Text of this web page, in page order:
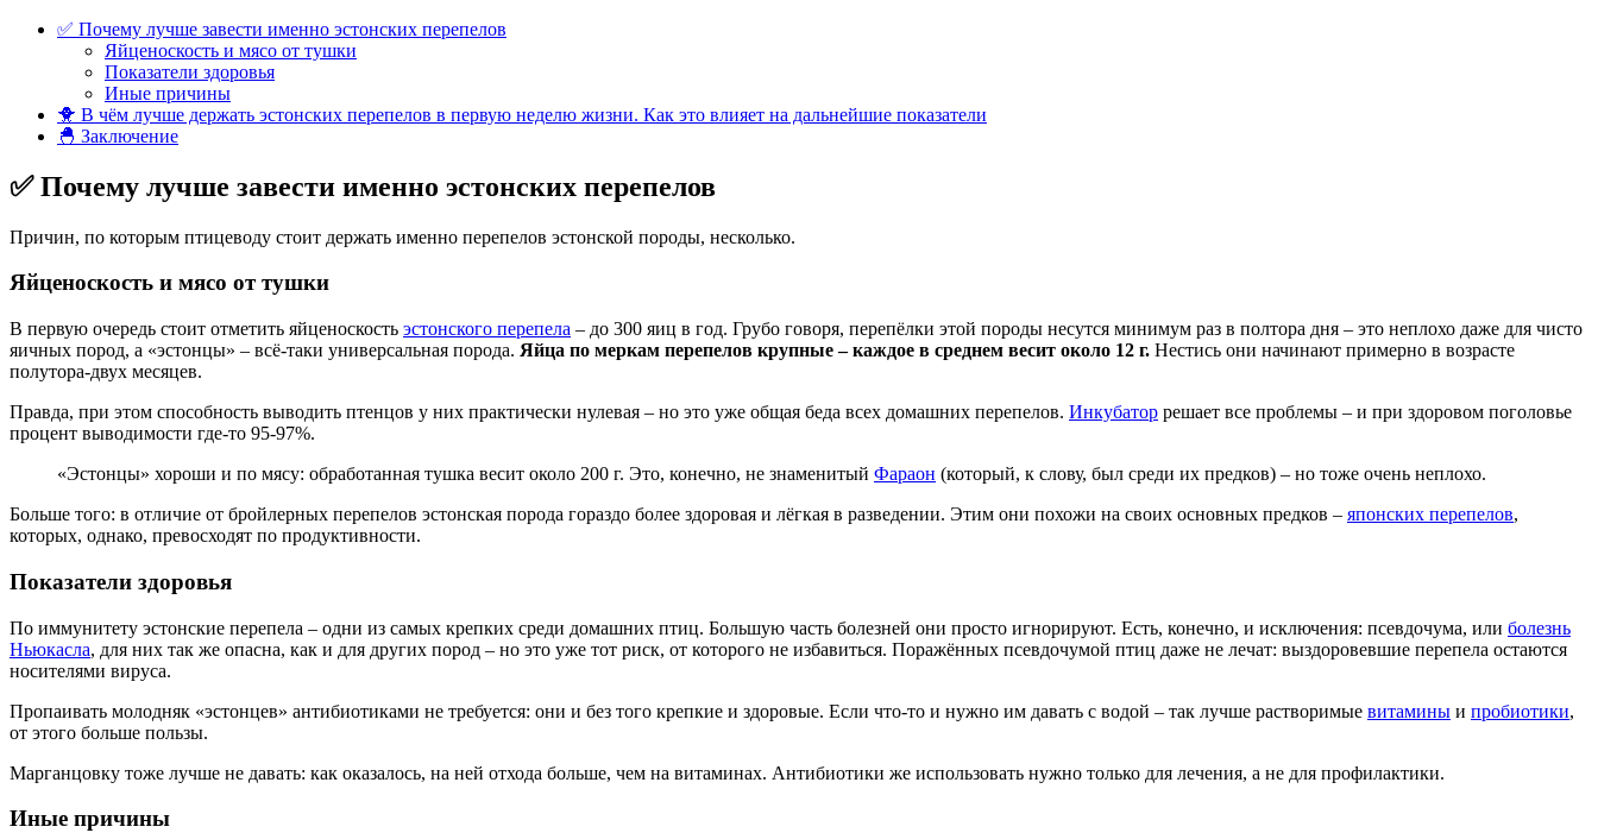
✅ Почему лучше завести именно эстонских перепелов
Яйценоскость и мясо от тушки
Показатели здоровья
Иные причины
🐥 В чём лучше держать эстонских перепелов в первую неделю жизни. Как это влияет на дальнейшие показатели
🐣 Заключение
✅ Почему лучше завести именно эстонских перепелов
Причин, по которым птицеводу стоит держать именно перепелов эстонской породы, несколько.
Яйценоскость и мясо от тушки
В первую очередь стоит отметить яйценоскость эстонского перепела – до 300 яиц в год. Грубо говоря, перепёлки этой породы несутся минимум раз в полтора дня – это неплохо даже для чисто
яичных пород, а «эстонцы» – всё-таки универсальная порода. Яйца по меркам перепелов крупные – каждое в среднем весит около 12 г. Нестись они начинают примерно в возрасте
полутора-двух месяцев.
Правда, при этом способность выводить птенцов у них практически нулевая – но это уже общая беда всех домашних перепелов. Инкубатор решает все проблемы – и при здоровом поголовье
процент выводимости где-то 95-97%.
«Эстонцы» хороши и по мясу: обработанная тушка весит около 200 г. Это, конечно, не знаменитый Фараон (который, к слову, был среди их предков) – но тоже очень неплохо.
Больше того: в отличие от бройлерных перепелов эстонская порода гораздо более здоровая и лёгкая в разведении. Этим они похожи на своих основных предков – японских перепелов,
которых, однако, превосходят по продуктивности.
Показатели здоровья
По иммунитету эстонские перепела – одни из самых крепких среди домашних птиц. Большую часть болезней они просто игнорируют. Есть, конечно, и исключения: псевдочума, или болезнь
Ньюкасла, для них так же опасна, как и для других пород – но это уже тот риск, от которого не избавиться. Поражённых псевдочумой птиц даже не лечат: выздоровевшие перепела остаются
носителями вируса.
Пропаивать молодняк «эстонцев» антибиотиками не требуется: они и без того крепкие и здоровые. Если что-то и нужно им давать с водой – так лучше растворимые витамины и пробиотики,
от этого больше пользы.
Марганцовку тоже лучше не давать: как оказалось, на ней отхода больше, чем на витаминах. Антибиотики же использовать нужно только для лечения, а не для профилактики.
Иные причины